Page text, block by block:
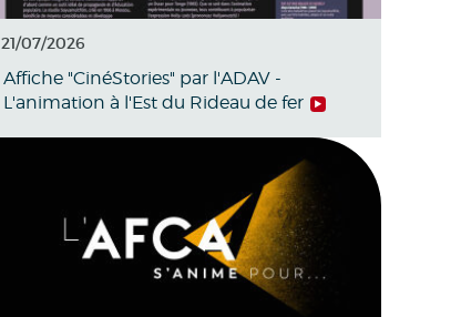
21/07/2026
Affiche "CinéStories" par l'ADAV -
L'animation à l'Est du Rideau de fer